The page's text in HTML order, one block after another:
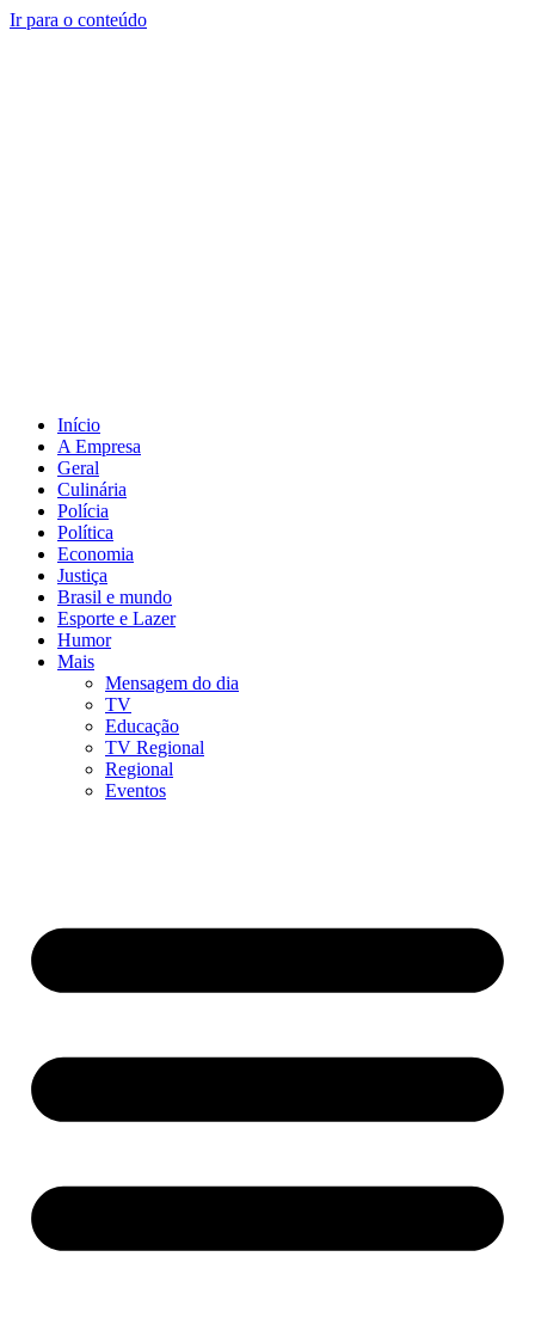
Ir para o conteúdo
Início
A Empresa
Geral
Culinária
Polícia
Política
Economia
Justiça
Brasil e mundo
Esporte e Lazer
Humor
Mais
Mensagem do dia
TV
Educação
TV Regional
Regional
Eventos